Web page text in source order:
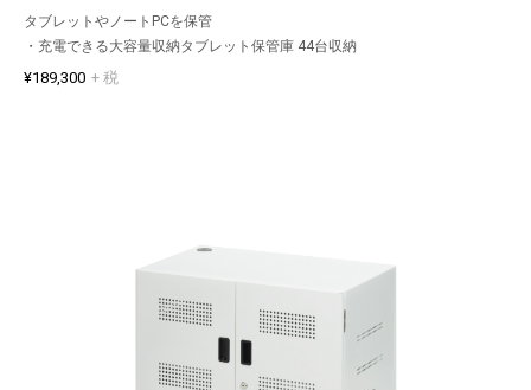
タブレットやノートPCを保管
・充電できる大容量収納タブレット保管庫 44台収納
¥189,300 + 税